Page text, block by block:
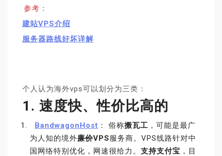
参考：
建站VPS介绍
服务器路线好坏详解
个人认为海外vps可以划分为三类：
1. 速度快、性价比高的
BandwagonHost ： 俗称搬瓦工 ，可能是最广
为人知的境外廉价VPS服务商。VPS线路针对中
国网络特别优化，网速很给力。 支持支付宝 ，目